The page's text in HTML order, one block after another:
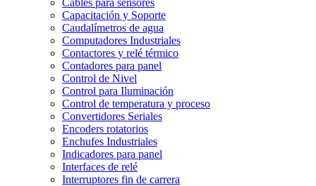
Cables para sensores
Capacitación y Soporte
Caudalímetros de agua
Computadores Industriales
Contactores y relé térmico
Contadores para panel
Control de Nivel
Control para Iluminación
Control de temperatura y proceso
Convertidores Seriales
Encoders rotatorios
Enchufes Industriales
Indicadores para panel
Interfaces de relé
Interruptores fin de carrera